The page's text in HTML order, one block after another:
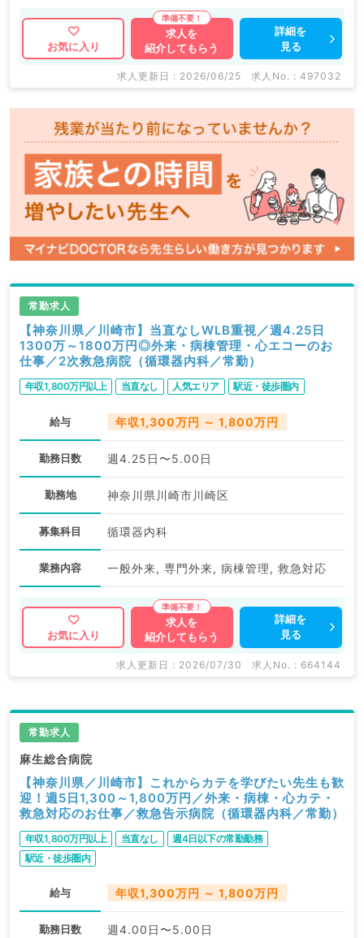
マイナビDOCTORでは病院やクリニックなどの医療機
関求人はもちろんのこと、
掲載情報以外にも産業医等の企業系求人も多数扱ってい
求人内容の詳細等はお気軽にお問合せ下さい。
お気に入り
求人を
紹介してもらう
詳細を
見る
求人更新日 : 2026/06/25 求人No. : 497032
常勤求人
【神奈川県／川崎市】当直なしWLB重視／週4.25日
1300万～1800万円◎外来・病棟管理・心エコーのお
仕事／2次救急病院（循環器内科／常勤）
年収1,800万円以上 当直なし 人気エリア 駅近・徒歩圏内
給与 年収1,300万円 ～ 1,800万円
勤務日数 週4.25日〜5.00日
勤務地 神奈川県川崎市川崎区
募集科目 循環器内科
業務内容 一般外来, 専門外来, 病棟管理, 救急対応
お気に入り
求人を
紹介してもらう
詳細を
見る
求人更新日 : 2026/07/30 求人No. : 664144
常勤求人
麻生総合病院
【神奈川県／川崎市】これからカテを学びたい先生も歓
迎！週5日1,300～1,800万円／外来・病棟・心カテ・
救急対応のお仕事／救急告示病院（循環器内科／常勤）
年収1,800万円以上 当直なし
週4日以下の常勤勤務
駅近・徒歩圏内
給与 年収1,300万円 ～ 1,800万円
勤務日数 週4.00日〜5.00日